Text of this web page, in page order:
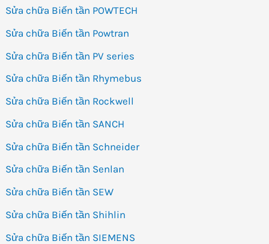
Sửa chữa Biến tần POWTECH
Sửa chữa Biến tần Powtran
Sửa chữa Biến tần PV series
Sửa chữa Biến tần Rhymebus
Sửa chữa Biến tần Rockwell
Sửa chữa Biến tần SANCH
Sửa chữa Biến tần Schneider
Sửa chữa Biến tần Senlan
Sửa chữa Biến tần SEW
Sửa chữa Biến tần Shihlin
Sửa chữa Biến tần SIEMENS